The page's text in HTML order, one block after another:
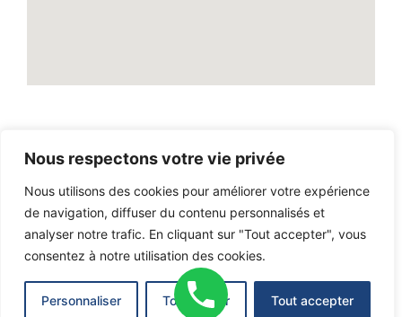
Nous respectons votre vie privée
Nous utilisons des cookies pour améliorer votre expérience
de navigation, diffuser du contenu personnalisés et
analyser notre trafic. En cliquant sur "Tout accepter", vous
consentez à notre utilisation des cookies.
Personnaliser Tout rejeter Tout accepter
© Tout droit reservé par LASSUREUR DU VAR
CGU|Mentions Légales | Politique de confidentialité